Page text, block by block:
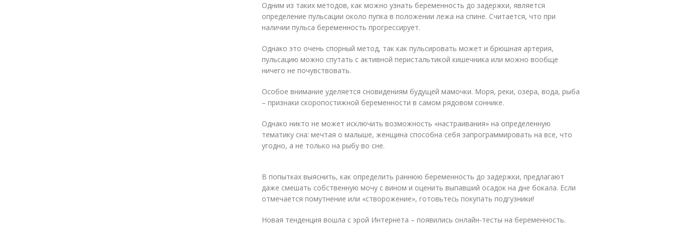
Одним из таких методов, как можно узнать беременность до задержки, является
определение пульсации около пупка в положении лежа на спине. Считается, что при
наличии пульса беременность прогрессирует.
Однако это очень спорный метод, так как пульсировать может и брюшная артерия,
пульсацию можно спутать с активной перистальтикой кишечника или можно вообще
ничего не почувствовать.
Особое внимание уделяется сновидениям будущей мамочки. Моря, реки, озера, вода, рыба
– признаки скоропостижной беременности в самом рядовом соннике.
Однако никто не может исключить возможность «настраивания» на определенную
тематику сна: мечтая о малыше, женщина способна себя запрограммировать на все, что
угодно, а не только на рыбу во сне.
В попытках выяснить, как определить раннюю беременность до задержки, предлагают
даже смешать собственную мочу с вином и оценить выпавший осадок на дне бокала. Если
отмечается помутнение или «створожение», готовьтесь покупать подгузники!
Новая тенденция вошла с эрой Интернета – появились онлайн-тесты на беременность.